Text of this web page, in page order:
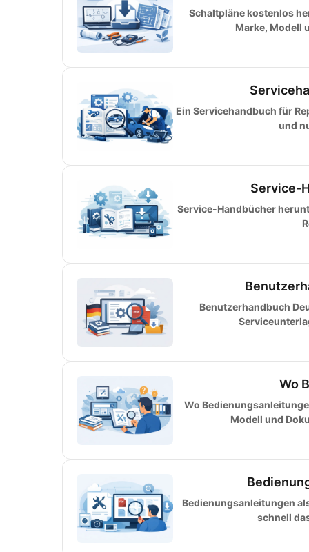
Schaltpläne kostenlos
Marke, Modell
Ein Servicehandbuch für
und
Service-
Service-Handbücher
Benutzerhandbuch
Wo
Wo
Modell und
Bedienungsanleitungen
schnell